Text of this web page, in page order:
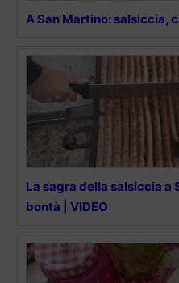
A San Martino: salsiccia,
La sagra della salsiccia a
bontà | VIDEO